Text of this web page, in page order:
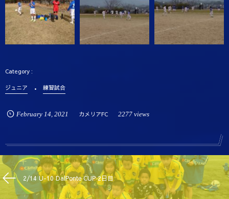
ジュニア 練習試合
February 14, 2021 カメリアFC 2277 views
2/14 U-10 DalPonte CUP 2日目